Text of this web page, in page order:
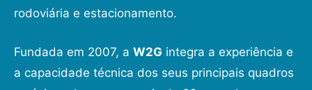
rodoviária e estacionamento.
Fundada em 2007, a W2G integra a experiência e
a capacidade técnica dos seus principais quadros